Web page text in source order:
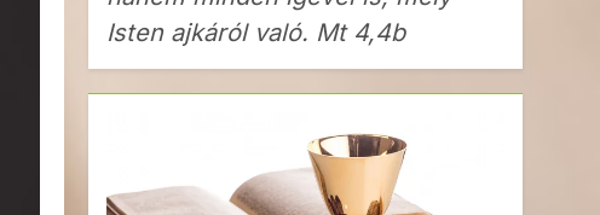
Isten ajkáról való. Mt 4,4b